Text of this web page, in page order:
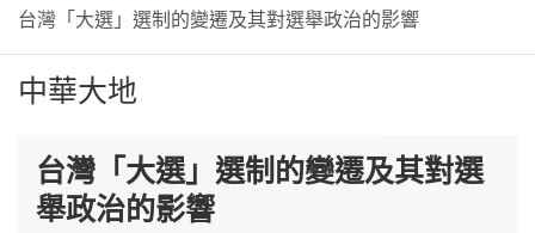
台灣「大選」選制的變遷及其對選舉政治的影響
中華大地
台灣「大選」選制的變遷及其對選
舉政治的影響